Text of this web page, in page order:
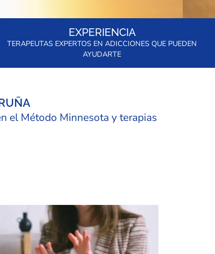
EXPERIENCIA
TERAPEUTAS EXPERTOS EN ADICCIONES QUE PUEDEN
AYUDARTE
el Método Minnesota y terapias